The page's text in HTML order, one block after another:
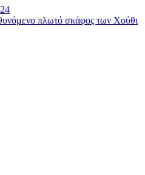
πλωτό σκάφος των Χούθι